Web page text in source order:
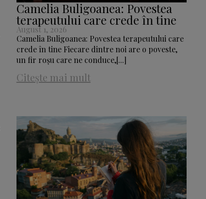
Camelia Buligoanea: Povestea
terapeutului care crede în tine
August 1, 2026
Camelia Buligoanea: Povestea terapeutului care
crede în tine Fiecare dintre noi are o poveste,
un fir roșu care ne conduce,[...]
Citește mai mult